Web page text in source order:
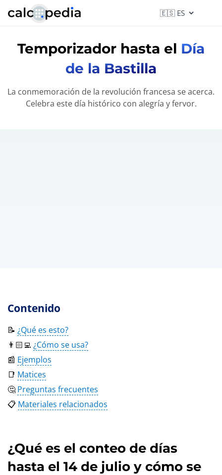
Temporizador hasta el Día
de la Bastilla
La conmemoración de la revolución francesa se acerca.
Celebra este día histórico con alegría y fervor.
Contenido
📝 ¿Qué es esto?
👨🏻‍💻 ¿Cómo se usa?
📰 Ejemplos
📑 Matices
🤔 Preguntas frecuentes
📋 Materiales relacionados
¿Qué es el conteo de días
hasta el 14 de julio y cómo se